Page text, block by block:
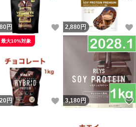
ね！
円 いいね！
2,880 円
ね！
円 いいね！
最大10%対象
3,180円